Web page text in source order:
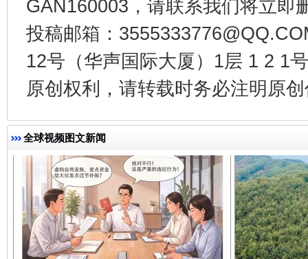
GAN160003，请联系我们将立即
投稿邮箱：
12号（华声国际大厦）1层 1 2 1
原创权利，请转载时务必注明原
全球视频图文新闻
千年窑火 生生不息 一
揭开“小金库”的免责幌子